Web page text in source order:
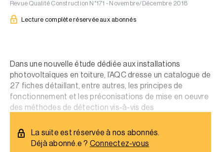
Revue Qualité Construction N°171 - Novembre/Décembre 2018
Lecture complète réservée aux abonnés
Dans une nouvelle étude dédiée aux installations
photovoltaïques en toiture, l’AQC dresse un catalogue de
27 fiches détaillant, entre autres, les principes de
fonctionnement et les préconisations de mise en oeuvre
des méthodes de détection vis-à-vis des
La suite est réservée à nos abonnés.
Déjà abonné.e ? Connectez-vous